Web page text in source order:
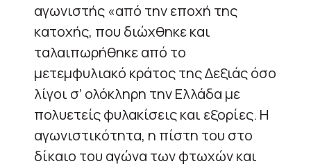
αγωνιστής «από την εποχή της
κατοχής, που διώχθηκε και
ταλαιπωρήθηκε από το
μετεμφυλιακό κράτος της Δεξιάς όσο
λίγοι σ’ ολόκληρη την Ελλάδα με
πολυετείς φυλακίσεις και εξορίες. Η
αγωνιστικότητα, η πίστη του στο
δίκαιο του αγώνα των φτωχών και